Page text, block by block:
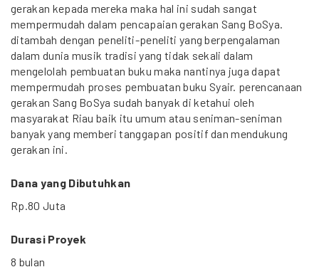
gerakan kepada mereka maka hal ini sudah sangat
mempermudah dalam pencapaian gerakan Sang BoSya.
ditambah dengan peneliti-peneliti yang berpengalaman
dalam dunia musik tradisi yang tidak sekali dalam
mengelolah pembuatan buku maka nantinya juga dapat
mempermudah proses pembuatan buku Syair. perencanaan
gerakan Sang BoSya sudah banyak di ketahui oleh
masyarakat Riau baik itu umum atau seniman-seniman
banyak yang memberi tanggapan positif dan mendukung
gerakan ini.
Dana yang Dibutuhkan
Rp.80 Juta
Durasi Proyek
8 bulan